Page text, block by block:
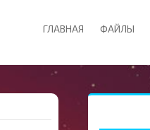
ГЛАВНАЯ ФАЙЛЫ